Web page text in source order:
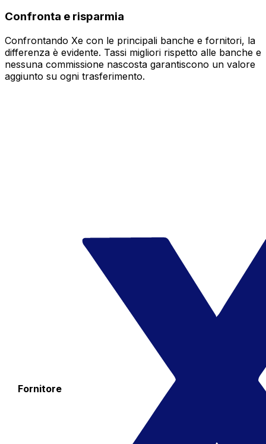
Confronta e risparmia
Confrontando Xe con le principali banche e fornitori, la
differenza è evidente. Tassi migliori rispetto alle banche e
nessuna commissione nascosta garantiscono un valore
aggiunto su ogni trasferimento.
Fornitore